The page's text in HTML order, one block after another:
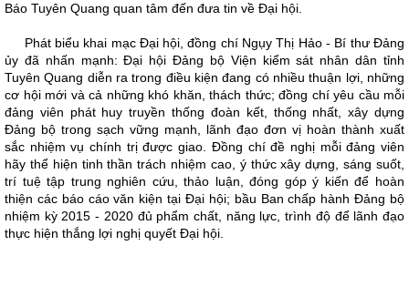
Báo Tuyên Quang quan tâm đến đưa tin về Đại hội.
Phát biểu khai mạc Đại hội, đồng chí Ngụy Thị Hảo - Bí thư Đảng
ủy đã nhấn mạnh: Đại hội Đảng bộ Viện kiểm sát nhân dân tỉnh
Tuyên Quang diễn ra trong điều kiện đang có nhiều thuận lợi, những
cơ hội mới và cả những khó khăn, thách thức; đồng chí yêu cầu mỗi
đảng viên phát huy truyền thống đoàn kết, thống nhất, xây dựng
Đảng bộ trong sạch vững mạnh, lãnh đạo đơn vị hoàn thành xuất
sắc nhiệm vụ chính trị được giao. Đồng chí đề nghị mỗi đảng viên
hãy thể hiện tinh thần trách nhiệm cao, ý thức xây dựng, sáng suốt,
trí tuệ tập trung nghiên cứu, thảo luận, đóng góp ý kiến để hoàn
thiện các báo cáo văn kiện tại Đại hội; bầu Ban chấp hành Đảng bộ
nhiệm kỳ 2015 - 2020 đủ phẩm chất, năng lực, trình độ để lãnh đạo
thực hiện thắng lợi nghị quyết Đại hội.